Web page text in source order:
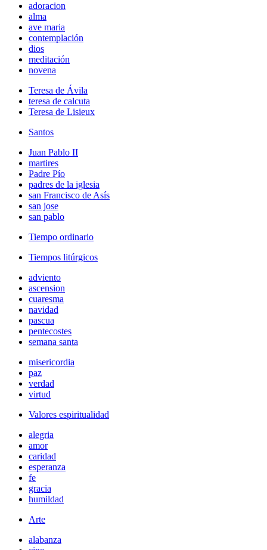
adoracion
alma
ave maria
contemplación
dios
meditación
novena
Teresa de Ávila
teresa de calcuta
Teresa de Lisieux
Santos
Juan Pablo II
martires
Padre Pío
padres de la iglesia
san Francisco de Asís
san jose
san pablo
Tiempo ordinario
Tiempos litúrgicos
adviento
ascension
cuaresma
navidad
pascua
pentecostes
semana santa
misericordia
paz
verdad
virtud
Valores espiritualidad
alegria
amor
caridad
esperanza
fe
gracia
humildad
Arte
alabanza